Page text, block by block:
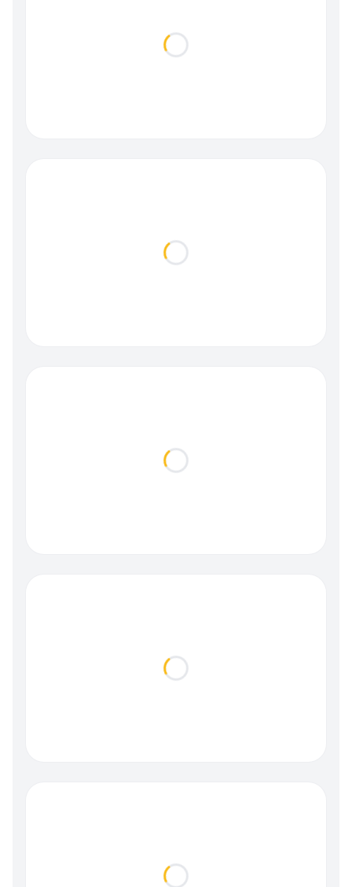
Loading...
Loading...
Loading...
Loading...